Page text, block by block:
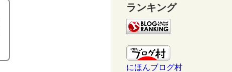
ランキング
にほんブログ村